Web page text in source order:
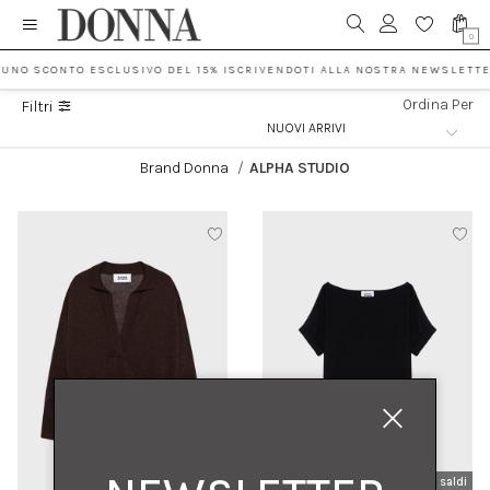
0
SCONTO ESCLUSIVO DEL 15% ISCRIVENDOTI ALLA NOSTRA
Filtri Ordina Per
Brand Donna / ALPHA STUDIO
nuovi arrivi
saldi nuovi arrivi
saldi